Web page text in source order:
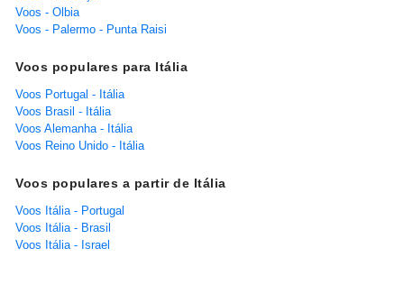
Voos - Olbia
Voos - Palermo - Punta Raisi
Voos populares para Itália
Voos Portugal - Itália
Voos Brasil - Itália
Voos Alemanha - Itália
Voos Reino Unido - Itália
Voos populares a partir de Itália
Voos Itália - Portugal
Voos Itália - Brasil
Voos Itália - Israel